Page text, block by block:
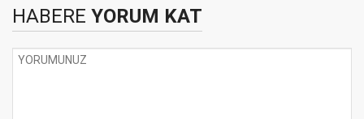
HABERE YORUM KAT